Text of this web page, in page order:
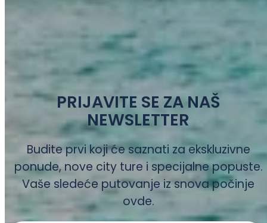
PRIJAVITE SE ZA NAŠ
NEWSLETTER
Budite prvi koji će saznati za ekskluzivne
ponude, nove city ture i specijalne popuste.
Vaše sledeće putovanje iz snova počinje
ovde.